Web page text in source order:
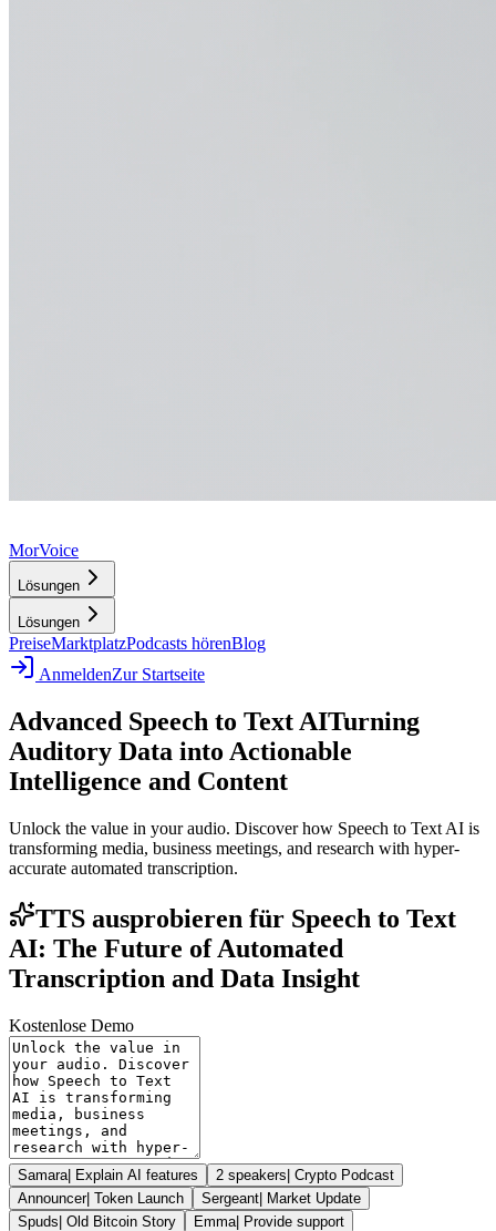
MorVoice
Lösungen
Lösungen
PreiseMarktplatzPodcasts hörenBlog
AnmeldenZur Startseite
Advanced Speech to Text AITurning
Auditory Data into Actionable
Intelligence and Content
Unlock the value in your audio. Discover how Speech to Text AI is
transforming media, business meetings, and research with hyper-
accurate automated transcription.
TTS ausprobieren für Speech to Text
AI: The Future of Automated
Transcription and Data Insight
Kostenlose Demo
Samara| Explain AI features 2 speakers| Crypto Podcast
Announcer| Token Launch Sergeant| Market Update
Spuds| Old Bitcoin Story Emma| Provide support